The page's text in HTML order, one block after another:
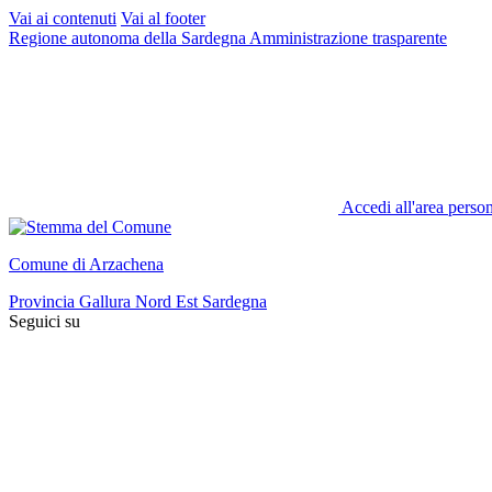
Vai ai contenuti Vai al footer
Regione autonoma della Sardegna Amministrazione trasparente
Accedi all'area
Comune di Arzachena
Provincia Gallura Nord Est Sardegna
Seguici su